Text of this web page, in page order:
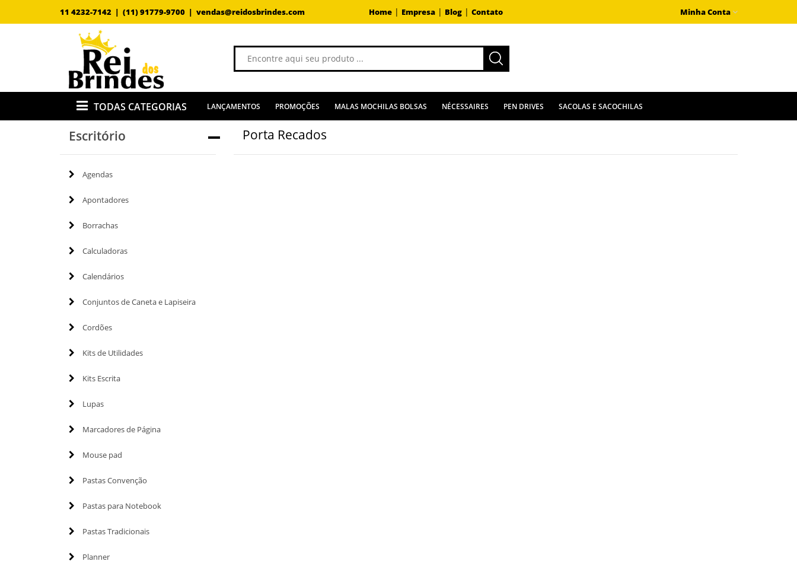
11 4232-7142 | (11) 91779-9700 | vendas@reidosbrindes.com Home| Empresa| Blog| Contato Minha Conta
TODAS CATEGORIAS LANÇAMENTOS PROMOÇÕES MALAS MOCHILAS BOLSAS NÉCESSAIRES PEN DRIVES SACOLAS E SACOCHILAS
Escritório
Agendas
Apontadores
Borrachas
Calculadoras
Calendários
Conjuntos de Caneta e Lapiseira
Cordões
Kits de Utilidades
Kits Escrita
Lupas
Marcadores de Página
Mouse pad
Pastas Convenção
Pastas para Notebook
Pastas Tradicionais
Planner
Porta Recados